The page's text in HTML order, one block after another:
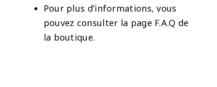
Pour plus d’informations, vous
pouvez consulter la page F.A.Q de
la boutique.